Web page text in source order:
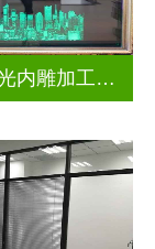
大幅面激光内雕加工生产